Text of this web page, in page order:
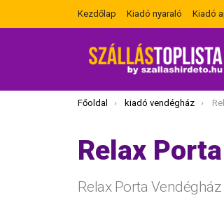
Kezdőlap Kiadó nyaraló Kiadó
Itt vagy most:
Főoldal kiadó vendégház
Relax
Relax Porta Vendégház